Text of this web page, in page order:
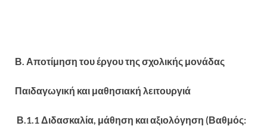
Β. Αποτίμηση του έργου της σχολικής μονάδας
Παιδαγωγική και μαθησιακή λειτουργιά
Β.1.1 Διδασκαλία, μάθηση και αξιολόγηση (Βαθμός: